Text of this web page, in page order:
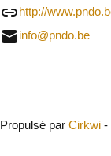
http://
info@pndo.be
Propulsé par Cirkwi -